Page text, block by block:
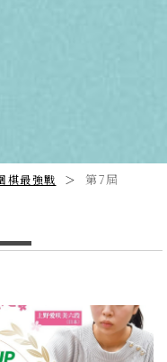
棋最強戰 第7屆